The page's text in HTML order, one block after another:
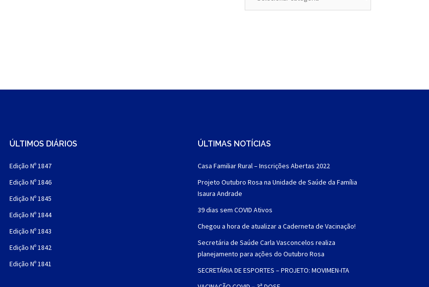
ÚLTIMOS DIÁRIOS
Edição Nº 1847
Edição Nº 1846
Edição Nº 1845
Edição Nº 1844
Edição Nº 1843
Edição Nº 1842
Edição Nº 1841
ÚLTIMAS NOTÍCIAS
Casa Familiar Rural – Inscrições Abertas 2022
Projeto Outubro Rosa na Unidade de Saúde da Família
Isaura Andrade
39 dias sem COVID Ativos
Chegou a hora de atualizar a Caderneta de Vacinação!
Secretária de Saúde Carla Vasconcelos realiza
planejamento para ações do Outubro Rosa
SECRETÁRIA DE ESPORTES – PROJETO: MOVIMEN-ITA